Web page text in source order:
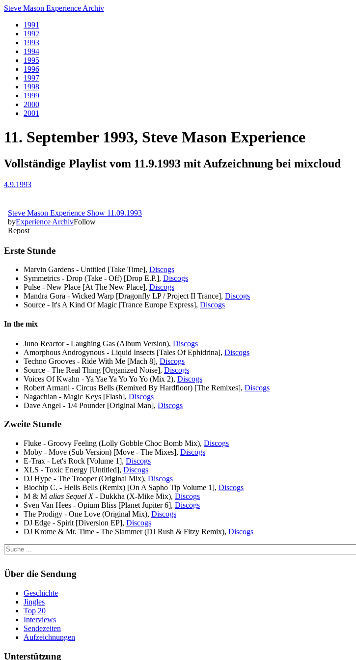
Steve Mason Experience Archiv
1991
1992
1993
1994
1995
1996
1997
1998
1999
2000
2001
11. September 1993, Steve Mason Experience
Vollständige Playlist vom 11.9.1993 mit Aufzeichnung bei mixcloud
4.9.1993
Erste Stunde
Marvin Gardens - Untitled [Take Time], Discogs
Symmetrics - Drop (Take - Off) [Drop E.P.], Discogs
Pulse - New Place [At The New Place], Discogs
Mandra Gora - Wicked Warp [Dragonfly LP / Project II Trance], Discogs
Source - It's A Kind Of Magic [Trance Europe Express], Discogs
In the mix
Juno Reactor - Laughing Gas (Album Version), Discogs
Amorphous Androgynous - Liquid Insects [Tales Of Ephidrina], Discogs
Techno Grooves - Ride With Me [Mach 8], Discogs
Source - The Real Thing [Organized Noise], Discogs
Voices Of Kwahn - Ya Yae Ya Yo Yo Yo (Mix 2), Discogs
Robert Armani - Circus Bells (Remixed By Hardfloor) [The Remixes], Discogs
Nagachian - Magic Keys [Flash], Discogs
Dave Angel - 1/4 Pounder [Original Man], Discogs
Zweite Stunde
Fluke - Groovy Feeling (Lolly Gobble Choc Bomb Mix), Discogs
Moby - Move (Sub Version) [Move - The Mixes], Discogs
E-Trax - Let's Rock [Volume 1], Discogs
XLS - Toxic Energy [Untitled], Discogs
DJ Hype - The Trooper (Original Mix), Discogs
Biochip C. - Hells Bells (Remix) [On A Sapho Tip Volume 1], Discogs
M & M alias Sequel X- Dukkha (X-Mike Mix), Discogs
Sven Van Hees - Opium Bliss [Planet Jupiter 6], Discogs
The Prodigy - One Love (Original Mix), Discogs
DJ Edge - Spirit [Diversion EP], Discogs
DJ Krome & Mr. Time - The Slammer (DJ Rush & Fitzy Remix), Discogs
Über die Sendung
Geschichte
Jingles
Top 20
Interviews
Sendezeiten
Aufzeichnungen
Unterstützung